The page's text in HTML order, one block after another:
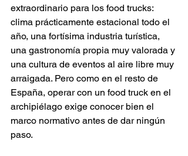
extraordinario para los food trucks:
clima prácticamente estacional todo el
año, una fortísima industria turística,
una gastronomía propia muy valorada y
una cultura de eventos al aire libre muy
arraigada. Pero como en el resto de
España, operar con un food truck en el
archipiélago exige conocer bien el
marco normativo antes de dar ningún
paso.